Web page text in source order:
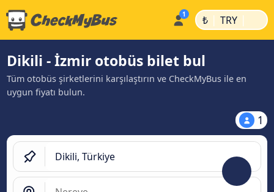
₺ | TRY |
Dikili - İzmir otobüs bilet bul
Tüm otobüs şirketlerini karşılaştırın ve CheckMyBus ile en
uygun fiyatı bulun.
1